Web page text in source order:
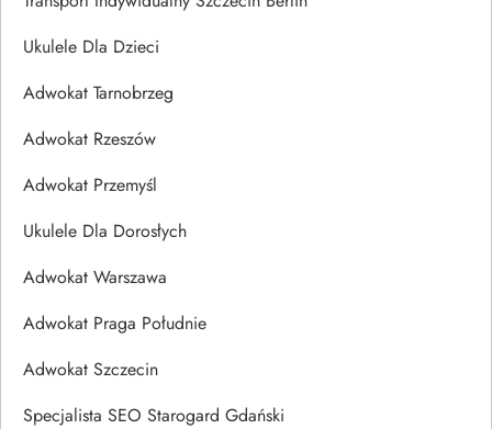
Ukulele Dla Dzieci
Adwokat Tarnobrzeg
Adwokat Rzeszów
Adwokat Przemyśl
Ukulele Dla Dorosłych
Adwokat Warszawa
Adwokat Praga Południe
Adwokat Szczecin
Specjalista SEO Starogard Gdański